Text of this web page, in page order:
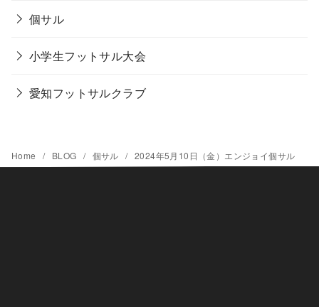
個サル
小学生フットサル大会
愛知フットサルクラブ
Home BLOG 個サル 2024年5月10日（金）エンジョイ個サル